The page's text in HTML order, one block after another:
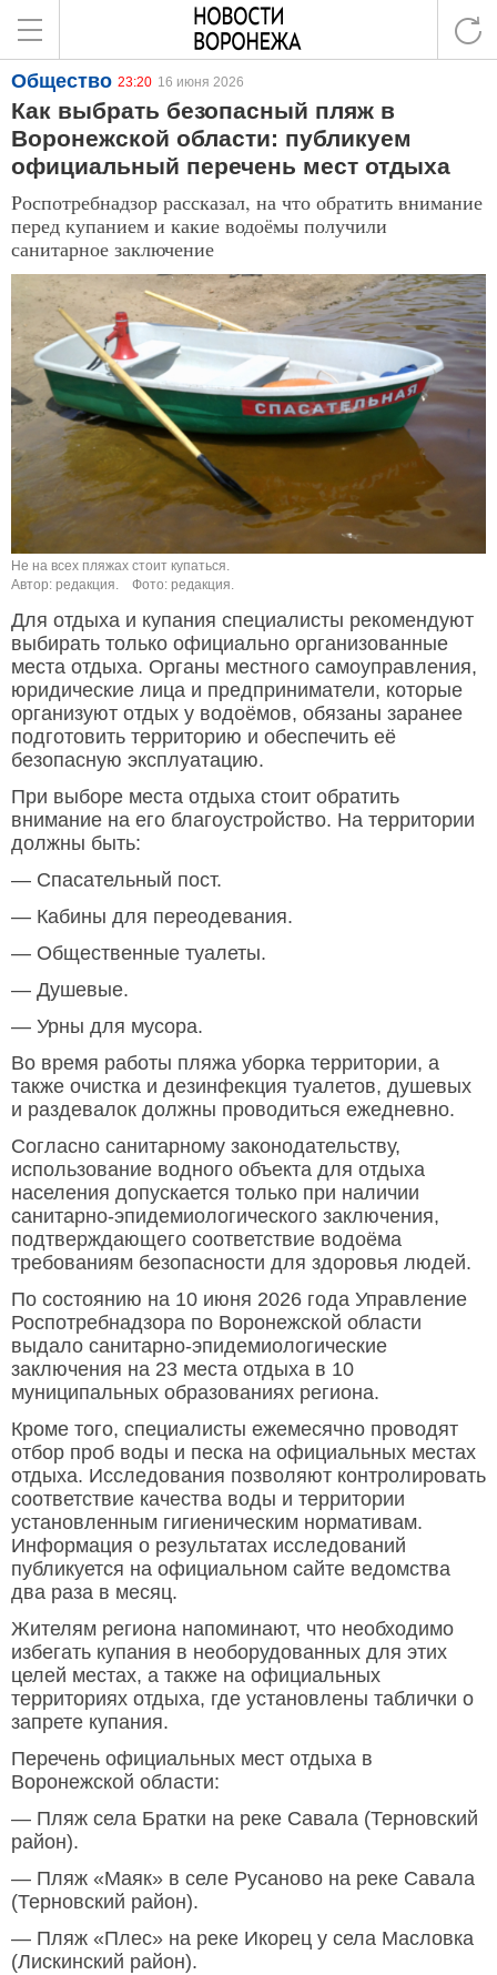
Общество 23:20 16 июня 2026
Как выбрать безопасный пляж в
Воронежской области: публикуем
официальный перечень мест отдыха
Роспотребнадзор рассказал, на что обратить внимание
перед купанием и какие водоёмы получили
санитарное заключение
Не на всех пляжах стоит купаться.
Автор: редакция.
Фото: редакция.
Для отдыха и купания специалисты рекомендуют
выбирать только официально организованные
места отдыха. Органы местного самоуправления,
юридические лица и предприниматели, которые
организуют отдых у водоёмов, обязаны заранее
подготовить территорию и обеспечить её
безопасную эксплуатацию.
При выборе места отдыха стоит обратить
внимание на его благоустройство. На территории
должны быть:
— Спасательный пост.
— Кабины для переодевания.
— Общественные туалеты.
— Душевые.
— Урны для мусора.
Во время работы пляжа уборка территории, а
также очистка и дезинфекция туалетов, душевых
и раздевалок должны проводиться ежедневно.
Согласно санитарному законодательству,
использование водного объекта для отдыха
населения допускается только при наличии
санитарно-эпидемиологического заключения,
подтверждающего соответствие водоёма
требованиям безопасности для здоровья людей.
По состоянию на 10 июня 2026 года Управление
Роспотребнадзора по Воронежской области
выдало санитарно-эпидемиологические
заключения на 23 места отдыха в 10
муниципальных образованиях региона.
Кроме того, специалисты ежемесячно проводят
отбор проб воды и песка на официальных местах
отдыха. Исследования позволяют контролировать
соответствие качества воды и территории
установленным гигиеническим нормативам.
Информация о результатах исследований
публикуется на официальном сайте ведомства
два раза в месяц.
Жителям региона напоминают, что необходимо
избегать купания в необорудованных для этих
целей местах, а также на официальных
территориях отдыха, где установлены таблички о
запрете купания.
Перечень официальных мест отдыха в
Воронежской области:
— Пляж села Братки на реке Савала (Терновский
район).
— Пляж «Маяк» в селе Русаново на реке Савала
(Терновский район).
— Пляж «Плес» на реке Икорец у села Масловка
(Лискинский район).